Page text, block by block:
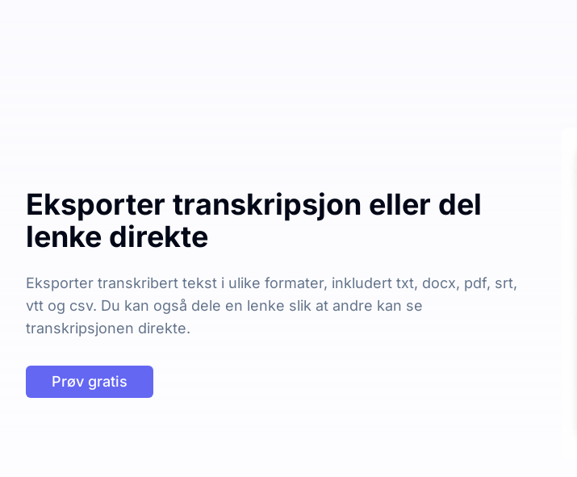
Eksporter transkripsjon eller del
lenke direkte
Eksporter transkribert tekst i ulike formater, inkludert txt, docx, pdf, srt,
vtt og csv. Du kan også dele en lenke slik at andre kan se
transkripsjonen direkte.
Prøv gratis